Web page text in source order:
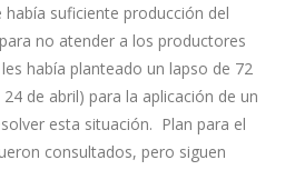
suficiente producción del
no atender a los productores
había planteado un lapso de 72
de abril) para la aplicación de un
esta situación. Plan para el
consultados, pero siguen